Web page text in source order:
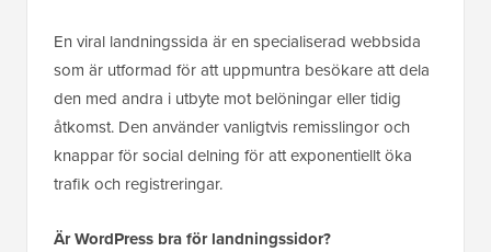
En viral landningssida är en specialiserad webbsida
som är utformad för att uppmuntra besökare att dela
den med andra i utbyte mot belöningar eller tidig
åtkomst. Den använder vanligtvis remisslingor och
knappar för social delning för att exponentiellt öka
trafik och registreringar.
Är WordPress bra för landningssidor?